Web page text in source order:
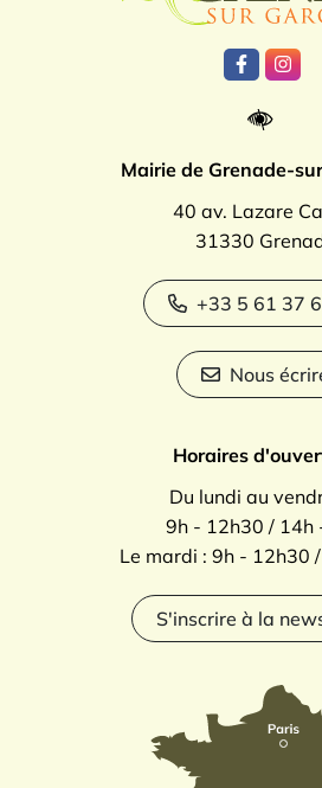
Lien vers
Mairie de Grenade-
40 av. Lazare
31330
+33 5 61 37
Nous
Horaires
Du lundi au
9h - 12h30 / 14h
Le mardi : 9h - 12h30
S'inscrire à la